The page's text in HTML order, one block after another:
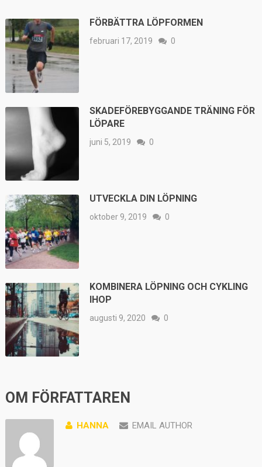
FÖRBÄTTRA LÖPFORMEN
februari 17, 2019 0
SKADEFÖREBYGGANDE TRÄNING FÖR
LÖPARE
juni 5, 2019 0
UTVECKLA DIN LÖPNING
oktober 9, 2019 0
KOMBINERA LÖPNING OCH CYKLING
IHOP
augusti 9, 2020 0
OM FÖRFATTAREN
HANNA EMAIL AUTHOR